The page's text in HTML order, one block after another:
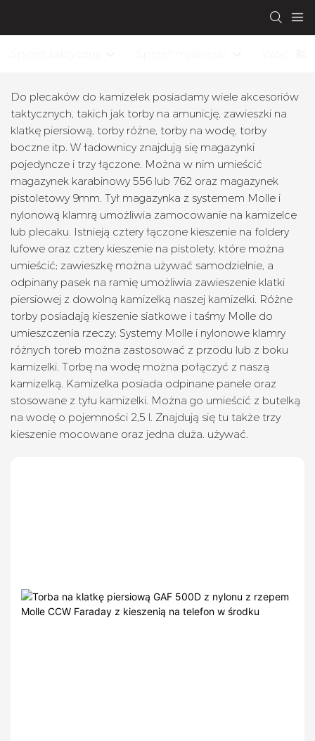
Do plecaków do kamizelek posiadamy wiele akcesoriów
taktycznych, takich jak torby na amunicję, zawieszki na
klatkę piersiową, torby różne, torby na wodę, torby
boczne itp. W ładownicy znajdują się magazynki
pojedyncze i trzy łączone. Można w nim umieścić
magazynek karabinowy 556 lub 762 oraz magazynek
pistoletowy 9mm. Tył magazynka z systemem Molle i
nylonową klamrą umożliwia zamocowanie na kamizelce
lub plecaku. Istnieją cztery łączone kieszenie na foldery
lufowe oraz cztery kieszenie na pistolety, które można
umieścić; zawieszkę można używać samodzielnie, a
odpinany pasek na ramię umożliwia zawieszenie klatki
piersiowej z dowolną kamizelką naszej kamizelki. Różne
torby posiadają kieszenie siatkowe i taśmy Molle do
umieszczenia rzeczy; Systemy Molle i nylonowe klamry
różnych toreb można zastosować z przodu lub z boku
kamizelki. Torbę na wodę można połączyć z naszą
kamizelką. Kamizelka posiada odpinane panele oraz
stosowane z tyłu kamizelki. Można go umieścić z butelką
na wodę o pojemności 2,5 l. Znajdują się tu także trzy
kieszenie mocowane oraz jedna duża. używać.